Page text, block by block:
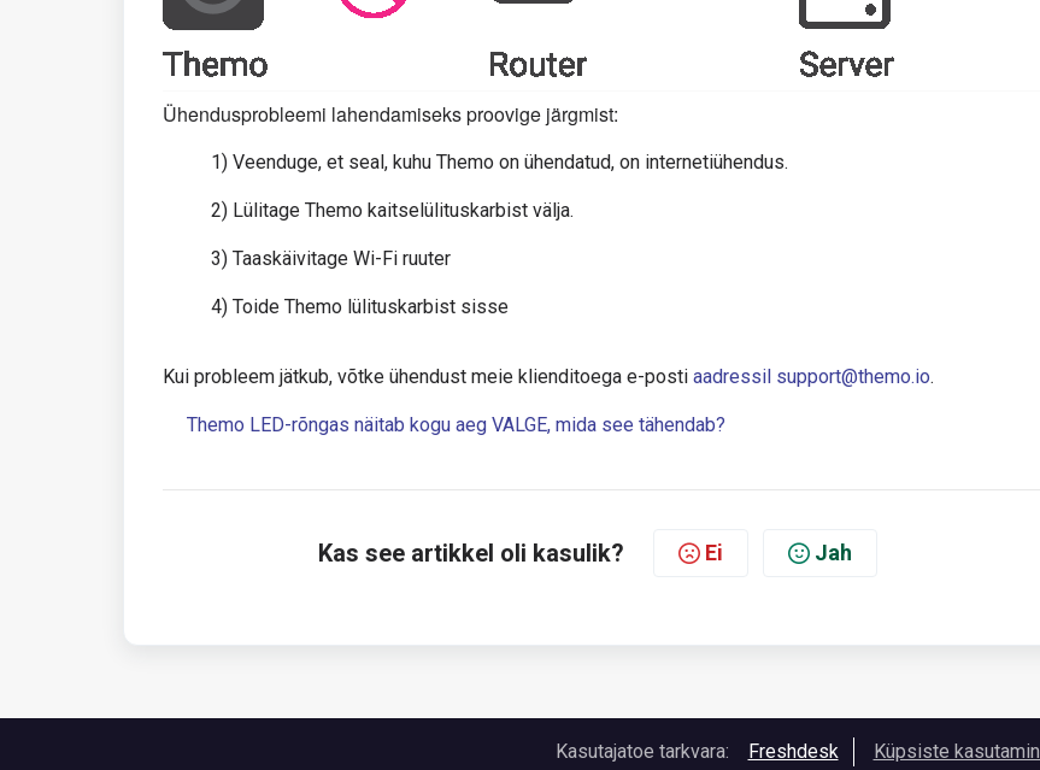
Ühendusprobleemi lahendamiseks proovige järgmist:
1) Veenduge, et seal, kuhu Themo on ühendatud, on internetiühendus.
2) Lülitage Themo kaitselülituskarbist välja.
3) Taaskäivitage Wi-Fi ruuter
4) Toide Themo lülituskarbist sisse
Kui probleem jätkub, võtke ühendust meie klienditoega e-posti aadressil support@themo.io.
Themo LED-rõngas näitab kogu aeg VALGE, mida see tähendab?
Kas see artikkel oli kasulik? Ei Jah
Kasutajatoe tarkvara: Freshdesk Küpsiste